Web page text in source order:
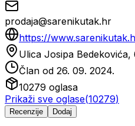
prodaja@sarenikutak.hr
https://
Ulica Josipa
Član od 26. 09. 2024.
10279 oglasa
Prikaži sve oglase(10279)
Recenzije Dodaj